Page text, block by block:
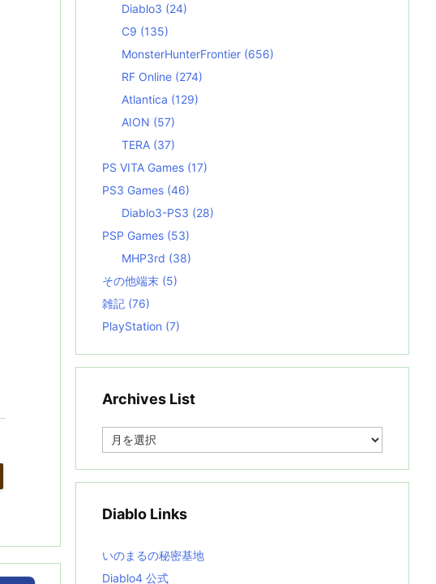
Diablo3 (24)
C9 (135)
MonsterHunterFrontier (656)
RF Online (274)
Atlantica (129)
AION (57)
TERA (37)
PS VITA Games (17)
PS3 Games (46)
Diablo3-PS3 (28)
PSP Games (53)
MHP3rd (38)
その他端末 (5)
雑記 (76)
PlayStation (7)
Archives List
e
i
s
Diablo Links
いのまるの秘密基地
Diablo4 公式